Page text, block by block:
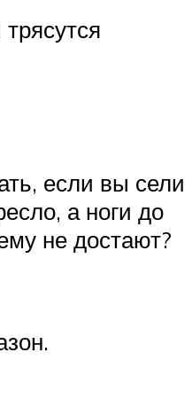
если вы сели
а ноги до
не достают?